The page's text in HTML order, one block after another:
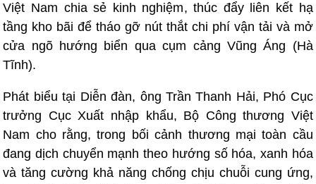
Việt Nam chia sẻ kinh nghiệm, thúc đẩy liên kết hạ
tầng kho bãi để tháo gỡ nút thắt chi phí vận tải và mở
cửa ngõ hướng biển qua cụm cảng Vũng Áng (Hà
Tĩnh).
Phát biểu tại Diễn đàn, ông Trần Thanh Hải, Phó Cục
trưởng Cục Xuất nhập khẩu, Bộ Công thương Việt
Nam cho rằng, trong bối cảnh thương mại toàn cầu
đang dịch chuyển mạnh theo hướng số hóa, xanh hóa
và tăng cường khả năng chống chịu chuỗi cung ứng,